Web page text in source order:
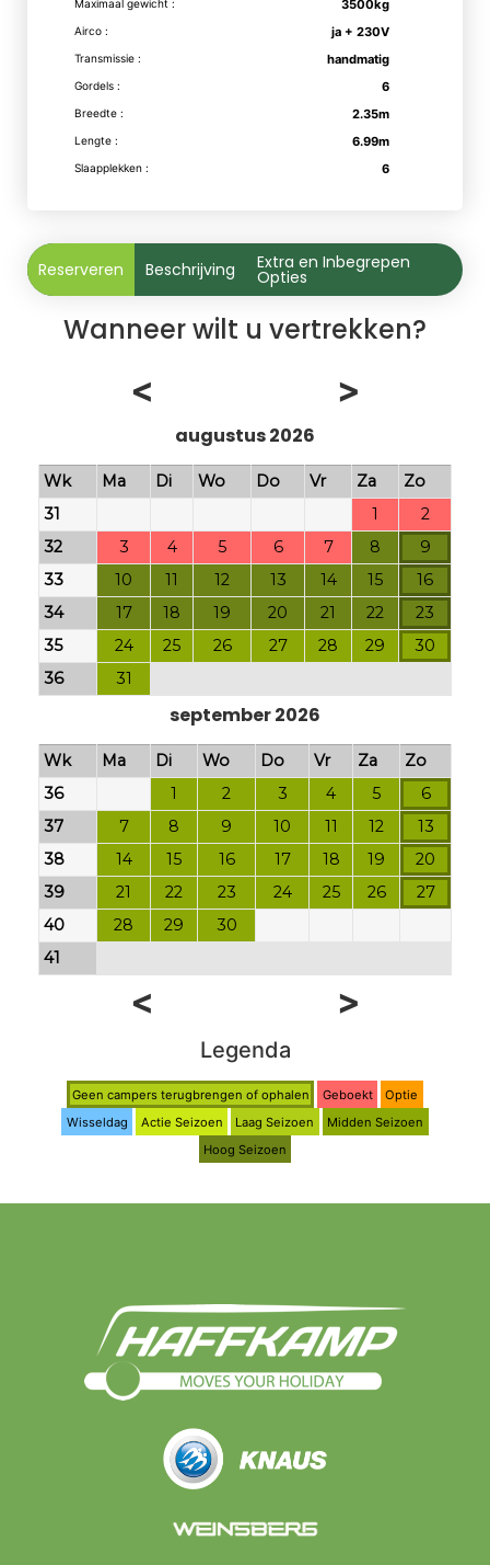
Maximaal gewicht : 3500kg
Airco : ja + 230V
Transmissie : handmatig
Gordels : 6
Breedte : 2.35m
Lengte : 6.99m
Slaapplekken : 6
Reserveren Beschrijving Extra en Inbegrepen
Opties
Wanneer wilt u vertrekken?
< >
augustus 2026
Wk Ma Di Wo Do Vr Za
Zo
31
1
2
32
3 4 5 6 7 8
9
33
10 11 12 13 14 15
16
34
17 18 19 20 21 22
23
35
24 25 26 27 28 29
30
36
31
september 2026
Wk Ma Di Wo Do Vr Za
Zo
36
1 2 3 4 5
6
37
7 8 9 10 11 12
13
38
14 15 16 17 18 19
20
39
21 22 23 24 25 26
27
40
28 29
30
41
< >
Legenda
Geen campers terugbrengen of ophalen Geboekt
Optie
Wisseldag
Actie Seizoen Laag Seizoen
Midden Seizoen
Hoog Seizoen